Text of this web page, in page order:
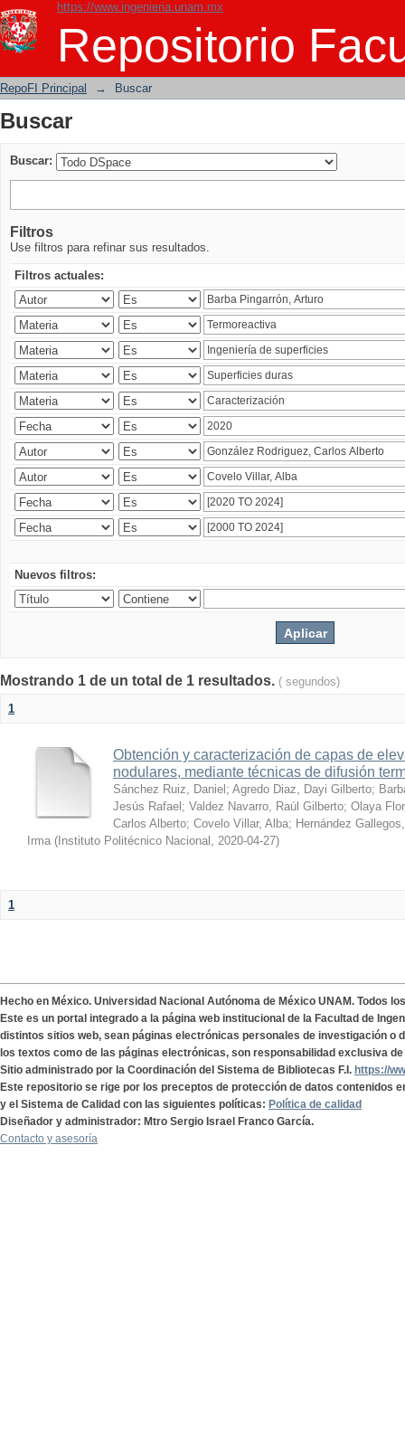
https://www.ingenieria.unam.mx
Repositorio
Buscar
RepoFI Principal → Buscar
Buscar
Buscar:
Filtros
Use filtros para refinar sus resultados.
Filtros actuales:
Nuevos filtros:
Mostrando 1 de un total de 1 resultados. ( segundos)
1
Obtención y caracterización de capas de
nodulares, mediante técnicas de difusión
Sánchez Ruiz, Daniel ; Agredo Diaz, Dayi Gilberto;
Jesús Rafael ; Valdez Navarro, Raúl Gilberto; Olaya
Carlos Alberto; Covelo Villar, Alba; Hernández
Irma ( Instituto Politécnico Nacional , 2020-04-27)
1
Hecho en México. Universidad Nacional Autónoma de México UNAM. Todos
Este es un portal integrado a la página web institucional de la Facultad de
distintos sitios web, sean páginas electrónicas personales de investigación o
los textos como de las páginas electrónicas, son responsabilidad exclusiva
Sitio administrado por la Coordinación del Sistema de Bibliotecas F.I. https://
Este repositorio se rige por los preceptos de protección de datos contenidos
y el Sistema de Calidad con las siguientes políticas: Política de calidad
Diseñador y administrador: Mtro Sergio Israel Franco García.
Contacto y asesoría